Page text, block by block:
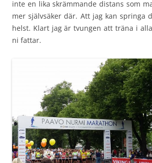
inte en lika skrämmande distans som
mer självsäker där. Att jag kan springa
helst. Klart jag är tvungen att träna i
ni fattar.